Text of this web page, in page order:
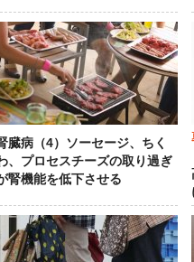
臓病（4）ソーセージ、ちく
、プロセスチーズの取り過ぎ
腎機能を低下させる